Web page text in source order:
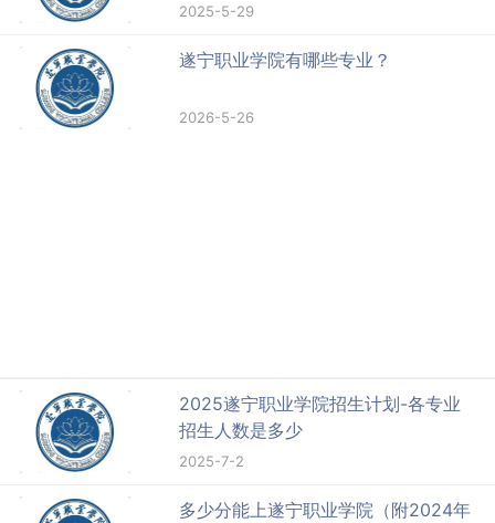
2025-5-29
遂宁职业学院有哪些专业？
2026-5-26
2025遂宁职业学院招生计划-各专业
招生人数是多少
2025-7-2
多少分能上遂宁职业学院（附2024年